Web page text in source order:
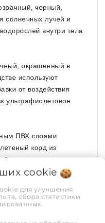
черный,
солнечных лучей и
внутри тела
окрашенный в
используют
от воздействия
ультрафиолетовое
ПВХ слоями
корд из
нити.
высокие
(не заламывается
cookie
для улучшения
сбора статистики